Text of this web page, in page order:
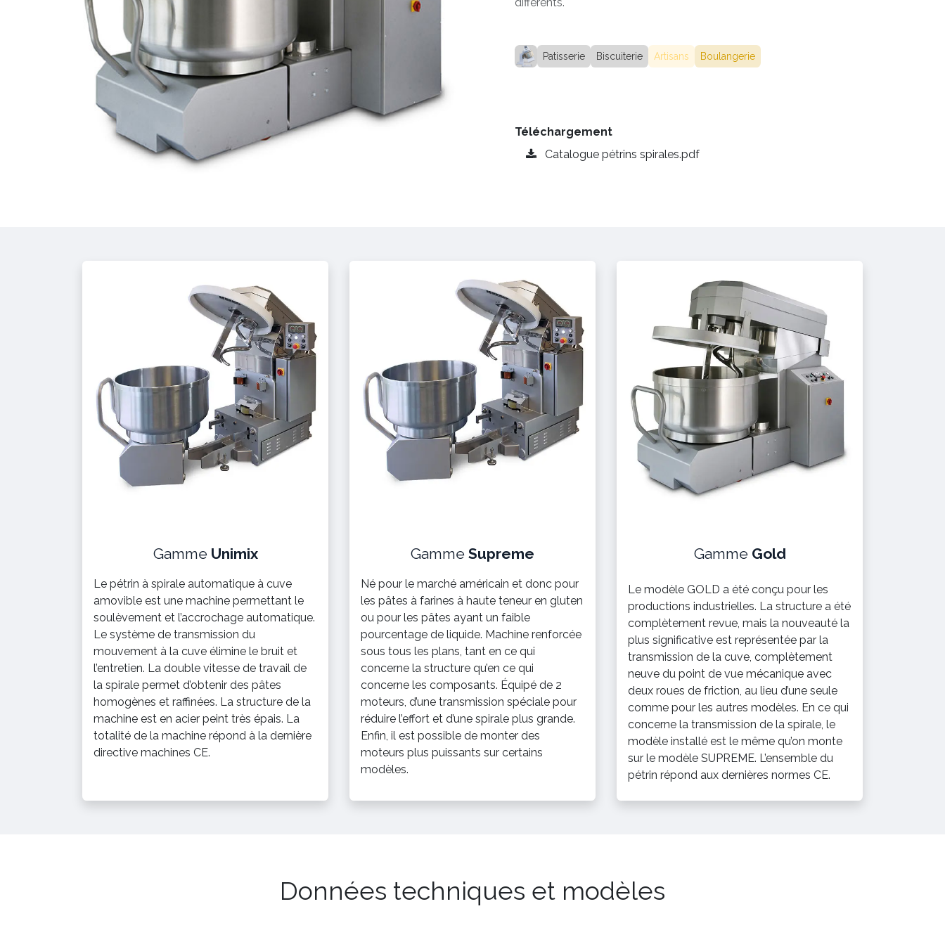
Patisserie Biscuiterie Artisans Boulangerie
Téléchargement
Catalogue pétrins spirales.pdf
Gamme Unimix
Le pétrin à spirale automatique à cuve
amovible est une machine permettant le
soulèvement et l’accrochage automatique.
Le système de transmission du
mouvement à la cuve élimine le bruit et
l’entretien. La double vitesse de travail de
la spirale permet d’obtenir des pâtes
homogènes et raffinées. La structure de la
machine est en acier peint très épais. La
totalité de la machine répond à la dernière
directive machines CE.
Gamme Supreme
Né pour le marché américain et donc pour
les pâtes à farines à haute teneur en gluten
ou pour les pâtes ayant un faible
pourcentage de liquide. Machine renforcée
sous tous les plans, tant en ce qui
concerne la structure qu’en ce qui
concerne les composants. Équipé de 2
moteurs, d’une transmission spéciale pour
réduire l’effort et d’une spirale plus grande.
Enfin, il est possible de monter des
moteurs plus puissants sur certains
modèles.
Gamme Gold
Le modèle GOLD a été conçu pour les
productions industrielles. La structure a été
complètement revue, mais la nouveauté la
plus significative est représentée par la
transmission de la cuve, complètement
neuve du point de vue mécanique avec
deux roues de friction, au lieu d’une seule
comme pour les autres modèles. En ce qui
concerne la transmission de la spirale, le
modèle installé est le même qu’on monte
sur le modèle SUPREME. L’ensemble du
pétrin répond aux dernières normes CE.
Données techniques et modèles